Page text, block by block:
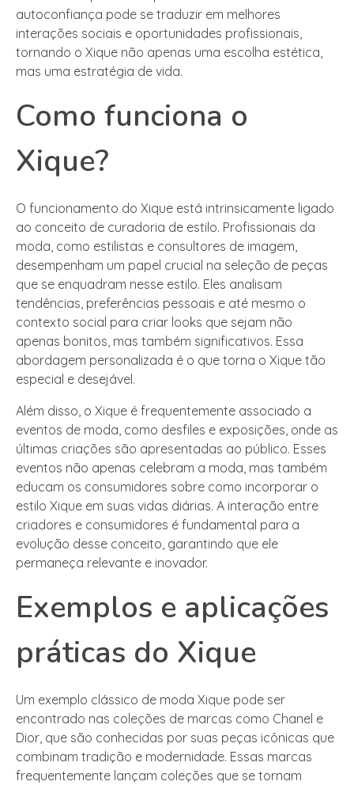
autoconfiança pode se traduzir em melhores
interações sociais e oportunidades profissionais,
tornando o Xique não apenas uma escolha estética,
mas uma estratégia de vida.
Como funciona o
Xique?
O funcionamento do Xique está intrinsicamente ligado
ao conceito de curadoria de estilo. Profissionais da
moda, como estilistas e consultores de imagem,
desempenham um papel crucial na seleção de peças
que se enquadram nesse estilo. Eles analisam
tendências, preferências pessoais e até mesmo o
contexto social para criar looks que sejam não
apenas bonitos, mas também significativos. Essa
abordagem personalizada é o que torna o Xique tão
especial e desejável.
Além disso, o Xique é frequentemente associado a
eventos de moda, como desfiles e exposições, onde as
últimas criações são apresentadas ao público. Esses
eventos não apenas celebram a moda, mas também
educam os consumidores sobre como incorporar o
estilo Xique em suas vidas diárias. A interação entre
criadores e consumidores é fundamental para a
evolução desse conceito, garantindo que ele
permaneça relevante e inovador.
Exemplos e aplicações
práticas do Xique
Um exemplo clássico de moda Xique pode ser
encontrado nas coleções de marcas como Chanel e
Dior, que são conhecidas por suas peças icônicas que
combinam tradição e modernidade. Essas marcas
frequentemente lançam coleções que se tornam